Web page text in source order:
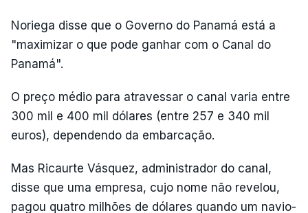
Noriega disse que o Governo do Panamá está a
"maximizar o que pode ganhar com o Canal do
Panamá".
O preço médio para atravessar o canal varia entre
300 mil e 400 mil dólares (entre 257 e 340 mil
euros), dependendo da embarcação.
Mas Ricaurte Vásquez, administrador do canal,
disse que uma empresa, cujo nome não revelou,
pagou quatro milhões de dólares quando um navio-